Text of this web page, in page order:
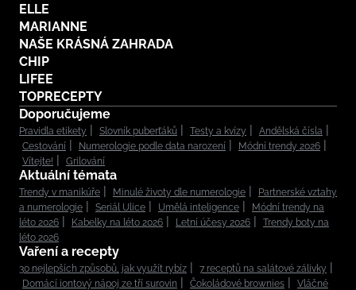
ELLE
MARIANNE
NAŠE KRÁSNÁ ZAHRADA
CHIP
LIFEE
TOPRECEPTY
Doporučujeme
Pravidla etikety Slovník puberťáků Testy a kvízy
Andělská čísla
Cestování
Numerologie podle data narození
Módní trendy 2026
Vítejte!
Grilování
Aktuální témata
Trendy v manikúře Minulé životy dle numerologie
Partnerské vztahy
a numerologie
Seriál Ulice Umělá inteligence
Módní trendy na
léto 2026
Kabelky na léto 2026 Letní účesy 2026
Trendy boty na
léto 2026
Vaření a recepty
30 nejlepších způsobů, jak využít rybíz
7 receptů na salátové zálivky
Domácí iontový nápoj ze tří surovin
Čokoládové brownies
Vláčné